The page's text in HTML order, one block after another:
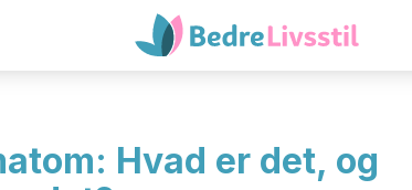
Hvad er det, og